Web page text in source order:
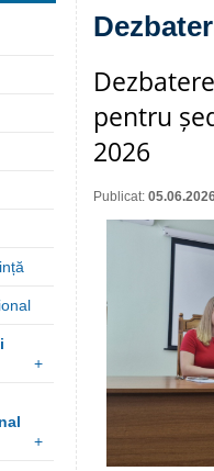
+
+
pentru
2026
Publicat: